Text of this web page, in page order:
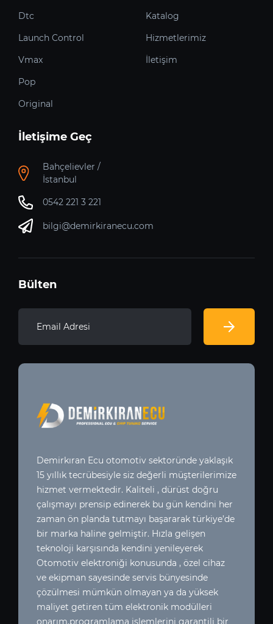
Dtc
Launch Control
Vmax
Pop
Original
Katalog
Hizmetlerimiz
İletişim
İletişime Geç
Bahçelievler /
İstanbul
0542 221 3 221
bilgi@demirkiranecu.com
Bülten
Demirkıran Ecu otomotiv sektoründe yaklaşık
15 yıllık tecrübesiyle siz değerli müşterilerimize
hizmet vermektedir. Kaliteli , dürüst doğru
çalışmayı prensip edinerek bu gün kendini her
zaman ön planda tutmayı başararak türkiye’de
bir marka haline gelmiştir. Hızla gelişen
teknoloji karşısında kendini yenileyerek
Otomotiv elektroniği konusunda , özel cihaz
ve ekipman sayesinde servis bünyesinde
çözülmesi mümkün olmayan ya da yüksek
maliyet getiren tüm elektronik modülleri
onarım,programlama işlemlerini garantili bir